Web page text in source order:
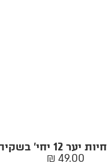
12 יחי' בשקית
49.00
₪